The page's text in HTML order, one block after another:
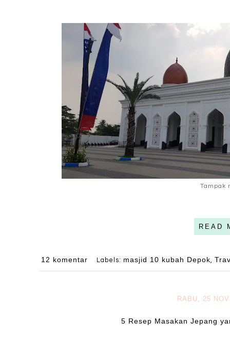
Tampak
READ
12 komentar Labels: masjid 10 kubah Depok,
RABU, 25
5 Resep Masakan Jepang